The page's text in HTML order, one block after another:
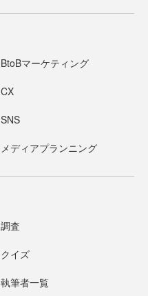
BtoBマーケティング
CX
SNS
メディアプランニング
調査
クイズ
執筆者一覧